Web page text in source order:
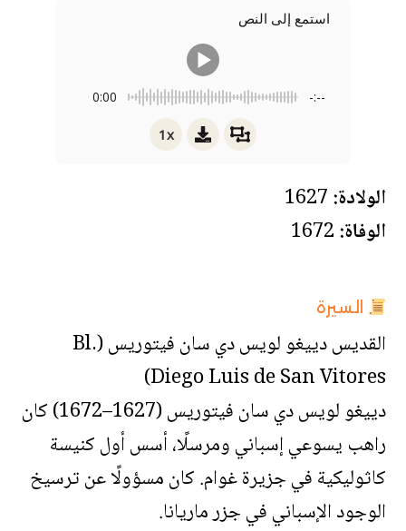
استمع إلى النص
0:00 -:--
1x
الولادة:
الوفاة:
السيرة
القديس دييغو لويس دي سان فيتوريس (Bl.
Diego Luis de San Vitores)
دييغو لويس دي سان فيتوريس (1627–1672) كان
راهب يسوعي إسباني ومرسلًا، أسس أول كنيسة
كاثوليكية في جزيرة غوام. كان مسؤولًا عن ترسيخ
الوجود الإسباني في جزر ماريانا.